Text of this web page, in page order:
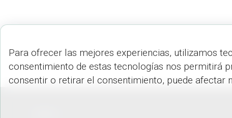
Para ofrecer las mejores experiencias, utilizamos
consentimiento de estas tecnologías nos permitirá
consentir o retirar el consentimiento, puede afectar